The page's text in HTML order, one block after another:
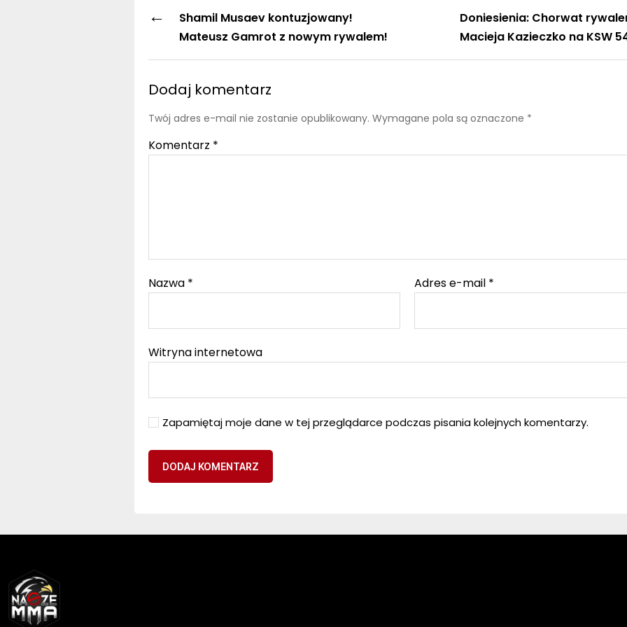
←
Shamil Musaev kontuzjowany!
Mateusz Gamrot z nowym rywalem!
Doniesienia: Chorwat
Macieja Kazieczko na KSW
Dodaj komentarz
Twój adres e-mail nie zostanie opublikowany. Wymagane pola są oznaczone *
Komentarz *
Nazwa * Adres e-mail *
Witryna internetowa
Zapamiętaj moje dane w tej przeglądarce podczas pisania kolejnych komentarzy.